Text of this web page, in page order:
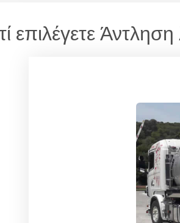
επιλέγετε